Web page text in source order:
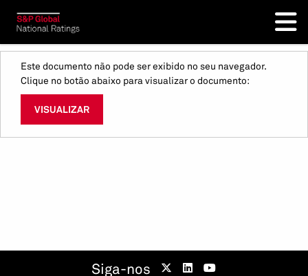
Este documento não pode ser exibido no seu navegador.
Clique no botão abaixo para visualizar o documento:
VISUALIZAR
Siga-nos